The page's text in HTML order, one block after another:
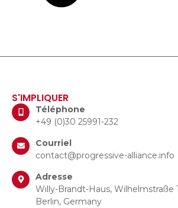
S'IMPLIQUER
Téléphone
+49 (0)30 25991-232
Courriel
contact@progressive-alliance.info
Adresse
Willy-Brandt-Haus, Wilhelmstraße
Berlin, Germany